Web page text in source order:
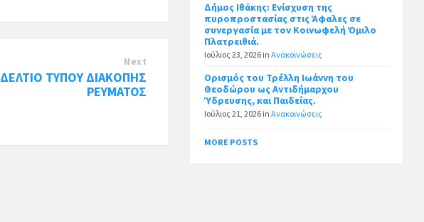
Next
ΔΕΛΤΙΟ ΤΥΠΟΥ ΔΙΑΚΟΠΗΣ
ΡΕΥΜΑΤΟΣ
Δήμος Ιθάκης: Ενίσχυση της
πυροπροστασίας στις Άφαλες σε
συνεργασία με τον Κοινωφελή Όμιλο
Πλατρειθιά.
Ιούλιος 23, 2026 inΑνακοινώσεις
Ορισμός του Τρέλλη Ιωάννη του
Θεοδώρου ως Αντιδήμαρχου
Ύδρευσης, και Παιδείας.
Ιούλιος 21, 2026 inΑνακοινώσεις
MORE POSTS